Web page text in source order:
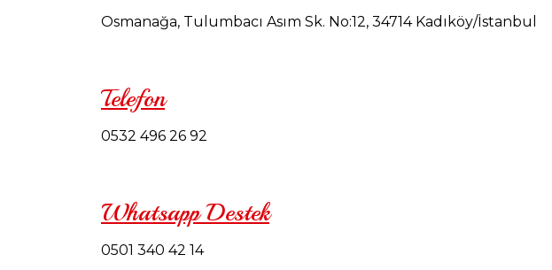
Osmanağa, Tulumbacı Asım Sk. No:12, 34714 Kadıköy/İstanbul
Telefon
0532 496 26 92
Whatsapp Destek
0501 340 42 14